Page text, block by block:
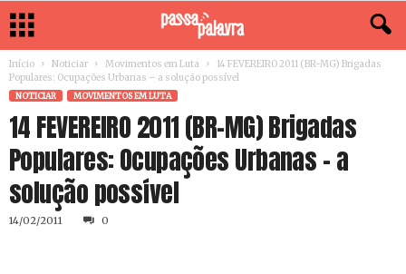
Início Noticiar Movimentos em Luta
14 FEVEREIRO 2011 (BR-MG) Brigadas
Populares: Ocupações Urbanas – a solução possível
NOTICIAR MOVIMENTOS EM LUTA
14 FEVEREIRO 2011 (BR-MG) Brigadas
Populares: Ocupações Urbanas – a
solução possível
14/02/2011 0